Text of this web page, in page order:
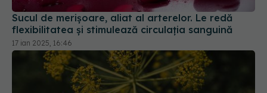
Sucul de merișoare, aliat al arterelor. Le redă
flexibilitatea și stimulează circulația sanguină
17 ian 2025, 16:46